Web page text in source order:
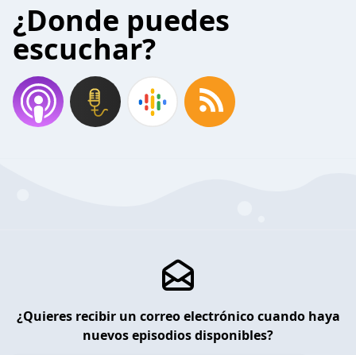
¿Donde puedes
escuchar?
¿Quieres recibir un correo electrónico cuando haya
nuevos episodios disponibles?